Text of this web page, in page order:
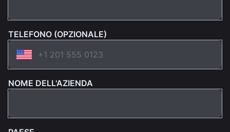
TELEFONO (OPZIONALE)
NOME DELL'AZIENDA